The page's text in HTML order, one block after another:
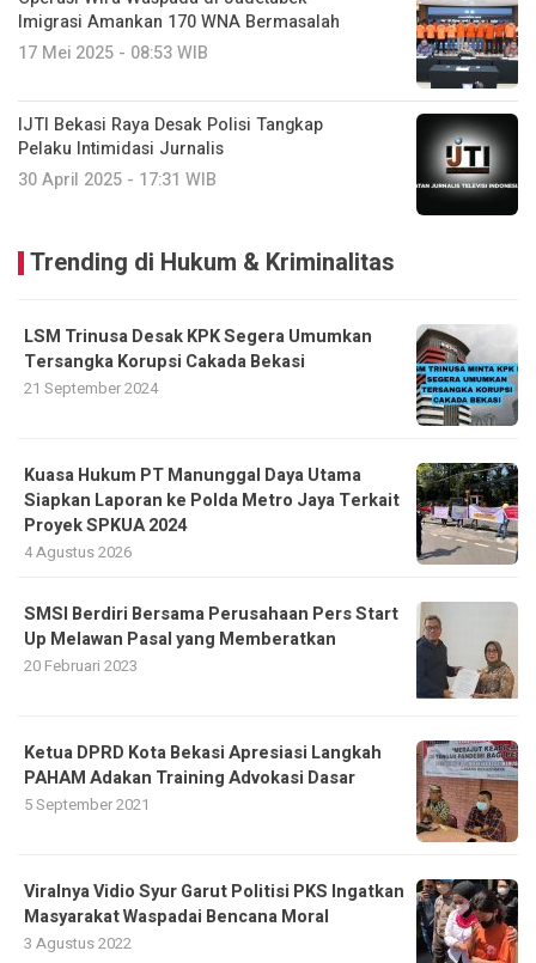
Imigrasi Amankan 170 WNA Bermasalah
17 Mei 2025 - 08:53 WIB
IJTI Bekasi Raya Desak Polisi Tangkap
Pelaku Intimidasi Jurnalis
30 April 2025 - 17:31 WIB
Trending di Hukum & Kriminalitas
LSM Trinusa Desak KPK Segera Umumkan
Tersangka Korupsi Cakada Bekasi
21 September 2024
Kuasa Hukum PT Manunggal Daya Utama
Siapkan Laporan ke Polda Metro Jaya Terkait
Proyek SPKUA 2024
4 Agustus 2026
SMSI Berdiri Bersama Perusahaan Pers Start
Up Melawan Pasal yang Memberatkan
20 Februari 2023
Ketua DPRD Kota Bekasi Apresiasi Langkah
PAHAM Adakan Training Advokasi Dasar
5 September 2021
Viralnya Vidio Syur Garut Politisi PKS Ingatkan
Masyarakat Waspadai Bencana Moral
3 Agustus 2022